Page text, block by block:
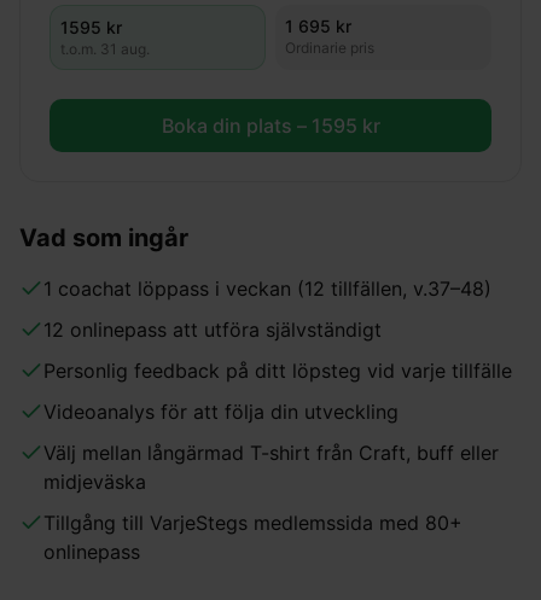
1595 kr
t.o.m. 31 aug.
1 695 kr
Ordinarie pris
Boka din plats – 1595 kr
Vad som ingår
1 coachat löppass i veckan (12 tillfällen, v.37–48)
12 onlinepass att utföra självständigt
Personlig feedback på ditt löpsteg vid varje tillfälle
Videoanalys för att följa din utveckling
Välj mellan långärmad T-shirt från Craft, buff eller
midjeväska
Tillgång till VarjeStegs medlemssida med 80+
onlinepass